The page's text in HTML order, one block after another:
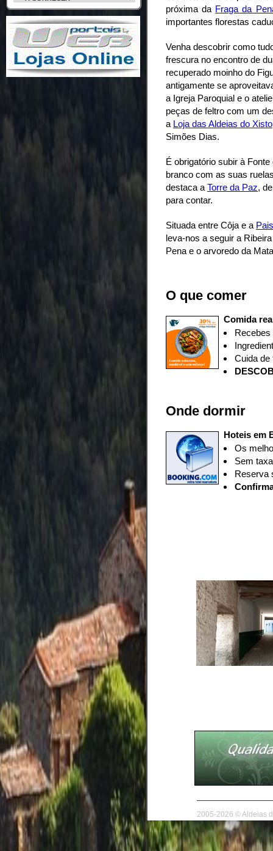
próxima da Fraga da
importantes florestas
Venha descobrir como
frescura no encontro de
recuperado moinho do
antigamente se
a Igreja Paroquial e o
peças de feltro com um
a Loja das Aldeias do Xisto
Simões Dias.
É obrigatório subir à
branco com as suas
destaca a Torre da Paz,
para contar.
Situada entre Côja e a
leva-nos a seguir a
Pena e o arvoredo da
O que comer
Comida
Cuida de
D
Onde dormir
Hoteis em
Os
Sem
Reserva
2005-2026 © Aldeias